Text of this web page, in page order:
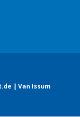
| Van Issum